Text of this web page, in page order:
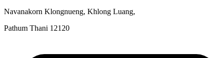
Navanakorn Klongnueng, Khlong Luang,
Pathum Thani 12120